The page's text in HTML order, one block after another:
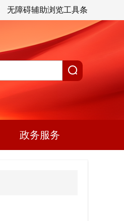
无障碍辅助浏览工具条
政务服务